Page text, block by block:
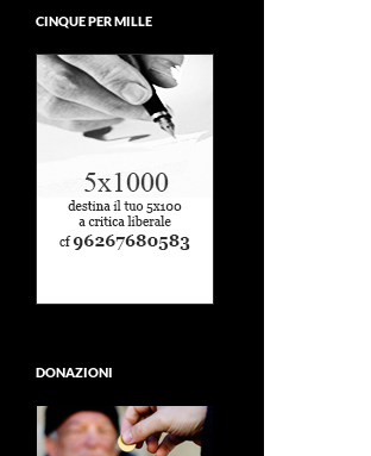
CINQUE PER MILLE
DONAZIONI